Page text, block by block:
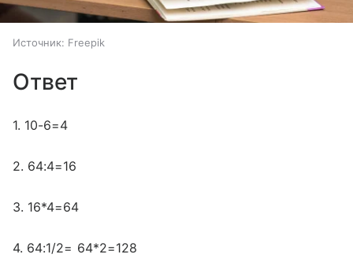
Источник: Freepik
Ответ
1. 10-6=4
2. 64:4=16
3. 16*4=64
4. 64:1/2= 64*2=128